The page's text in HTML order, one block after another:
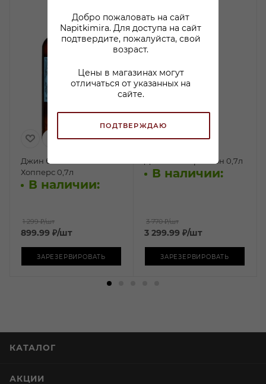
Добро пожаловать на сайт
Napitkimira. Для доступа на сайт
подтвердите, пожалуйста, свой
возраст.
Цены в магазинах могут
отличаться от указанных на
сайте.
ПОДТВЕРЖДАЮ
Джин безалкогольный
Хопперс 0,7л
В наличии:
1 299 ₽/шт
899.99 ₽/шт
ЗАРЕЗЕРВИРОВАТЬ
Джин Танкерей Тэн 0,7л
В наличии:
3 770 ₽/шт
3 299.99 ₽/шт
ЗАРЕЗЕРВИРОВАТЬ
КАТАЛОГ
АКЦИИ